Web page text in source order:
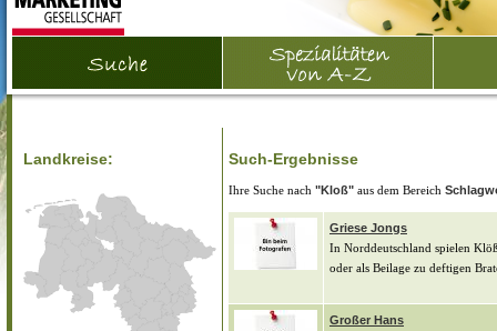
Landkreise: Such-Ergebnisse
Ihre Suche nach "Kloß" aus dem Bereich
Griese Jongs
In Norddeutschland spielen
oder als Beilage zu deftigen
Großer Hans